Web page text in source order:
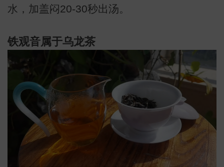
水，加盖闷20-30秒出汤。
铁观音属于乌龙茶